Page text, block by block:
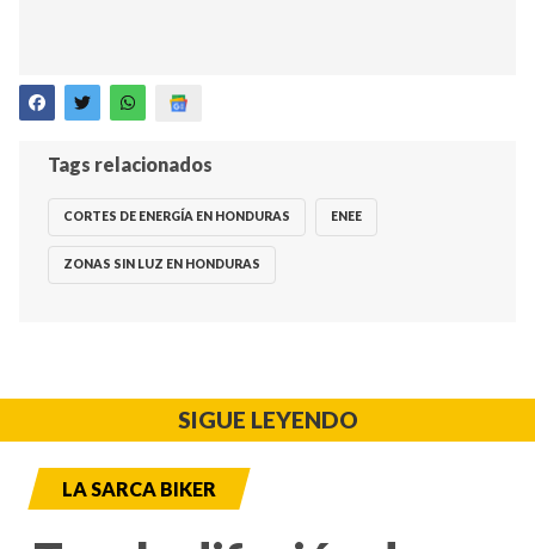
Tags relacionados
CORTES DE ENERGÍA EN HONDURAS ENEE
ZONAS SIN LUZ EN HONDURAS
SIGUE LEYENDO
LA SARCA BIKER